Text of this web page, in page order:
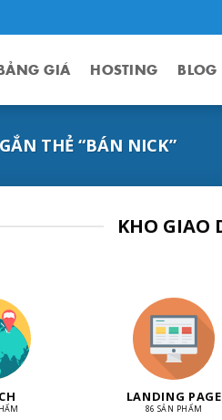
GIÁ HOSTING BLOG
THẺ “BÁN NICK”
KHO GIAO
LANDING PAGE
86 SẢN PHẨM